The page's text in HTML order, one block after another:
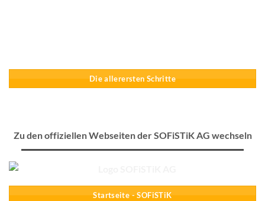
Die allerersten Schritte
Zu den offiziellen Webseiten der SOFiSTiK AG wechseln
Startseite - SOFiSTiK